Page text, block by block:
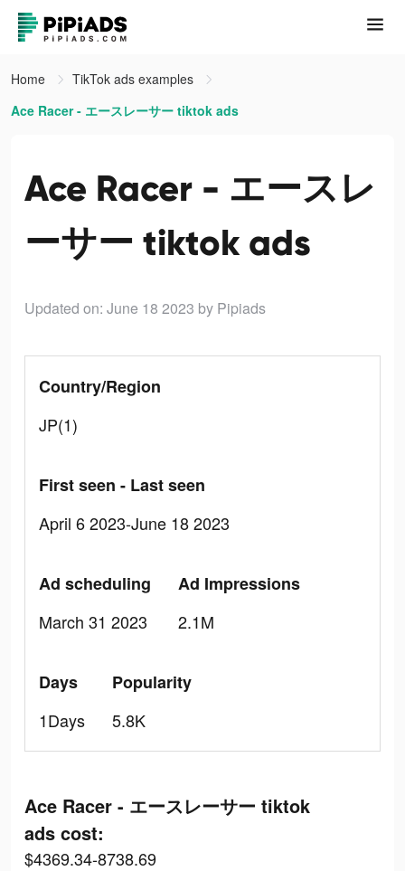
Home
TikTok ads examples
Ace Racer - エースレーサー tiktok ads
Ace Racer - エースレ
ーサー tiktok ads
Updated on: June 18 2023 by Pipiads
Country/Region
JP(1)
First seen - Last seen
April 6 2023-June 18 2023
Ad scheduling
March 31 2023
Ad Impressions
2.1M
Days
1Days
Popularity
5.8K
Ace Racer - エースレーサー tiktok
ads cost:
$4369.34-8738.69